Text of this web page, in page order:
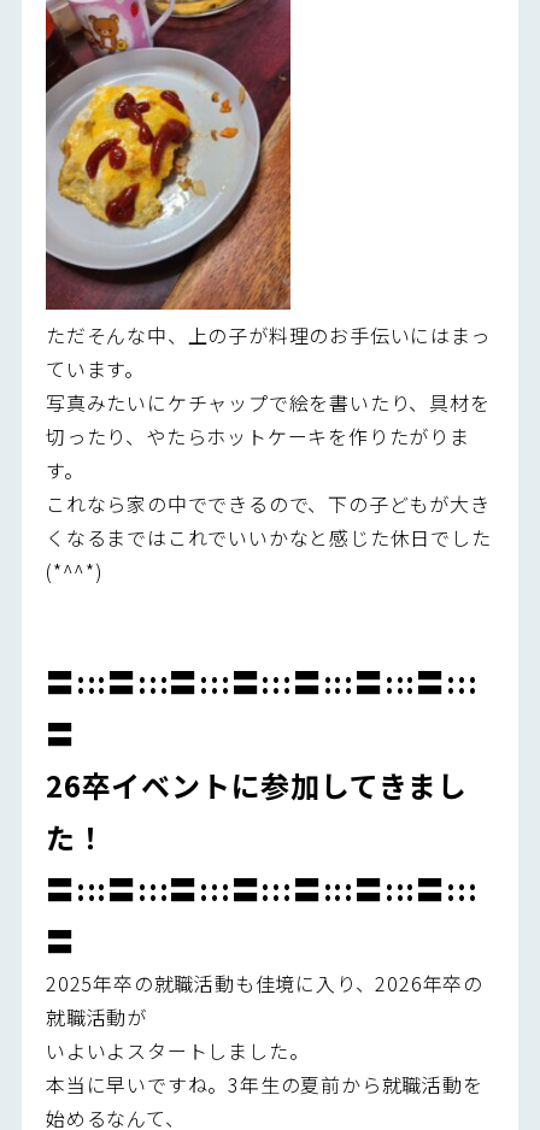
ただそんな中、上の子が料理のお手伝いにはまっ
ています。
写真みたいにケチャップで絵を書いたり、具材を
切ったり、やたらホットケーキを作りたがりま
す。
これなら家の中でできるので、下の子どもが大き
くなるまではこれでいいかなと感じた休日でした
(*^^*)
〓:::〓:::〓:::〓:::〓:::〓:::〓:::
〓
26卒イベントに参加してきまし
た！
〓:::〓:::〓:::〓:::〓:::〓:::〓:::
〓
2025年卒の就職活動も佳境に入り、2026年卒の
就職活動が
いよいよスタートしました。
本当に早いですね。3年生の夏前から就職活動を
始めるなんて、